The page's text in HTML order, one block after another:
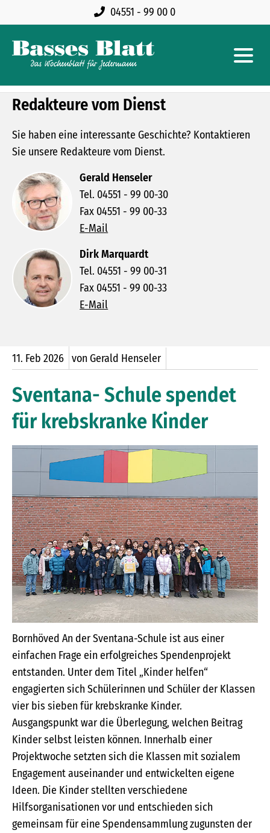
04551 - 99 00 0
Redakteure vom Dienst
Sie haben eine interessante Geschichte? Kontaktieren
Sie unsere Redakteure vom Dienst.
Gerald Henseler
Tel. 04551 - 99 00-30
Fax 04551 - 99 00-33
E-Mail
Dirk Marquardt
Tel. 04551 - 99 00-31
Fax 04551 - 99 00-33
E-Mail
11. Feb 2026 von Gerald Henseler
Sventana- Schule spendet
für krebskranke Kinder
Bornhöved An der Sventana-Schule ist aus einer
einfachen Frage ein erfolgreiches Spendenprojekt
entstanden. Unter dem Titel „Kinder helfen“
engagierten sich Schülerinnen und Schüler der Klassen
vier bis sieben für krebskranke Kinder.
Ausgangspunkt war die Überlegung, welchen Beitrag
Kinder selbst leisten können. Innerhalb einer
Projektwoche setzten sich die Klassen mit sozialem
Engagement auseinander und entwickelten eigene
Ideen. Die Kinder stellten verschiedene
Hilfsorganisationen vor und entschieden sich
gemeinsam für eine Spendensammlung zugunsten der